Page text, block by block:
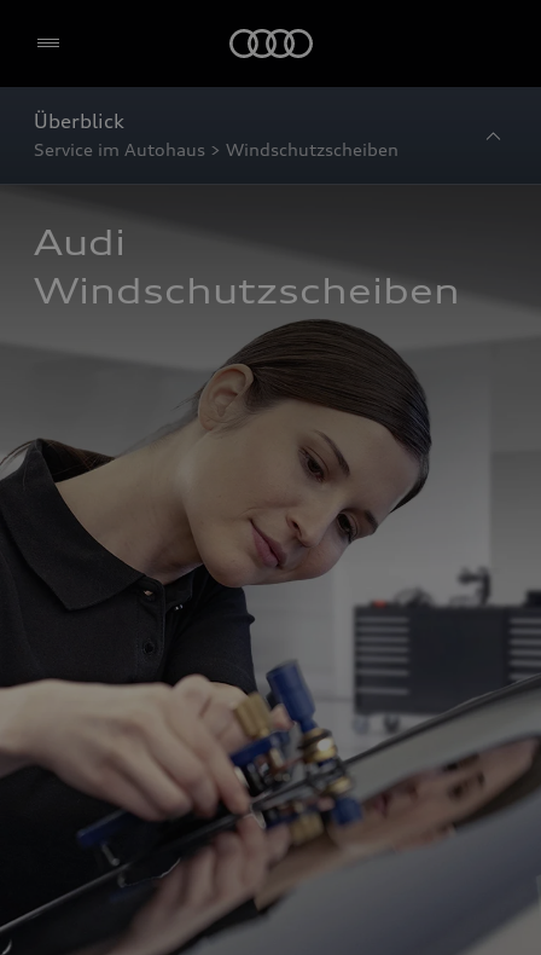
Überblick
Service im Autohaus > Windschutzscheiben
Audi
Windschutzscheiben